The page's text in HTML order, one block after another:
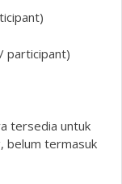
participant)
tersedia untuk
belum termasuk